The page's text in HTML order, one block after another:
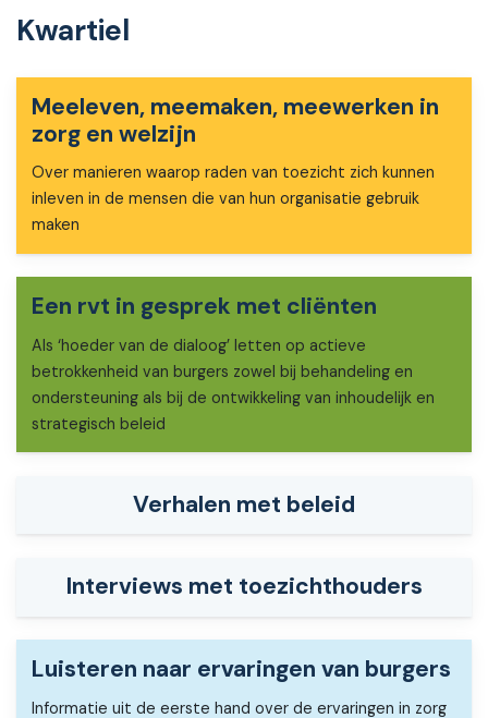
Kwartiel
Meeleven, meemaken, meewerken in
zorg en welzijn
Over manieren waarop raden van toezicht zich kunnen
inleven in de mensen die van hun organisatie gebruik
maken
Een rvt in gesprek met cliënten
Als ‘hoeder van de dialoog’ letten op actieve
betrokkenheid van burgers zowel bij behandeling en
ondersteuning als bij de ontwikkeling van inhoudelijk en
strategisch beleid
Verhalen met beleid
Interviews met toezichthouders
Luisteren naar ervaringen van burgers
Informatie uit de eerste hand over de ervaringen in zorg